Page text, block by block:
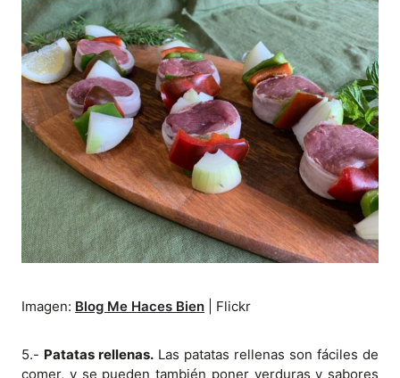
Imagen: Blog Me Haces Bien | Flickr
5.- Patatas rellenas. Las patatas rellenas son fáciles de
comer, y se pueden también poner verduras y sabores